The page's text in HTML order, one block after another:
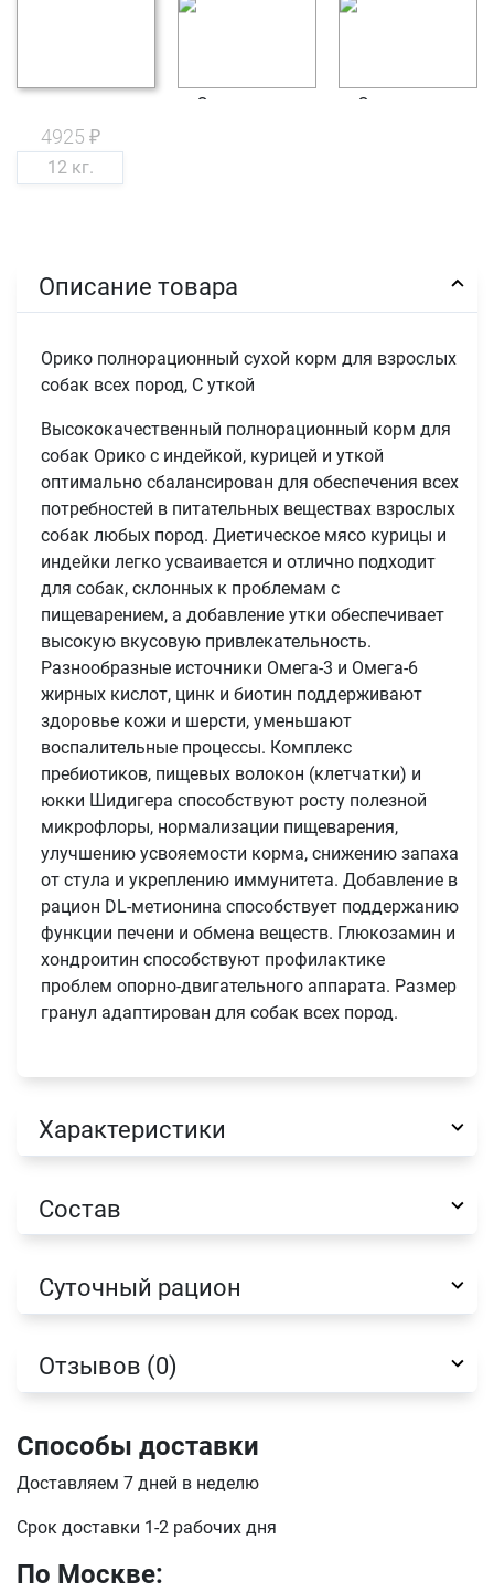
4925 ₽
12 кг.
Описание товара
Орико полнорационный сухой корм для взрослых
собак всех пород, С уткой
Высококачественный полнорационный корм для
собак Орико с индейкой, курицей и уткой
оптимально сбалансирован для обеспечения всех
потребностей в питательных веществах взрослых
собак любых пород. Диетическое мясо курицы и
индейки легко усваивается и отлично подходит
для собак, склонных к проблемам с
пищеварением, а добавление утки обеспечивает
высокую вкусовую привлекательность.
Разнообразные источники Омега-3 и Омега-6
жирных кислот, цинк и биотин поддерживают
здоровье кожи и шерсти, уменьшают
воспалительные процессы. Комплекс
пребиотиков, пищевых волокон (клетчатки) и
юкки Шидигера способствуют росту полезной
микрофлоры, нормализации пищеварения,
улучшению усвояемости корма, снижению запаха
от стула и укреплению иммунитета. Добавление в
рацион DL-метионина способствует поддержанию
функции печени и обмена веществ. Глюкозамин и
хондроитин способствуют профилактике
проблем опорно-двигательного аппарата. Размер
гранул адаптирован для собак всех пород.
Характеристики
Состав
Суточный рацион
Отзывов (0)
Способы доставки
Доставляем 7 дней в неделю
Срок доставки 1-2 рабочих дня
По Москве:
Продолжить покупки
E-mail
отправить